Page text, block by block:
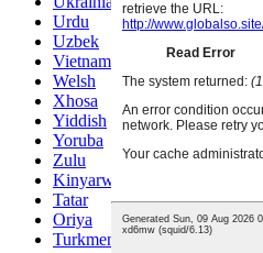
Urdu
Uzbek
Vietnamese
Welsh
Xhosa
Yiddish
Yoruba
Zulu
Kinyarwanda
Tatar
Oriya
Turkmen